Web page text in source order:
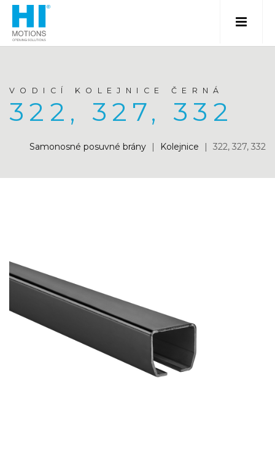
VODICÍ KOLEJNICE ČERNÁ
322, 327, 332
Samonosné posuvné brány | Kolejnice | 322, 327, 332